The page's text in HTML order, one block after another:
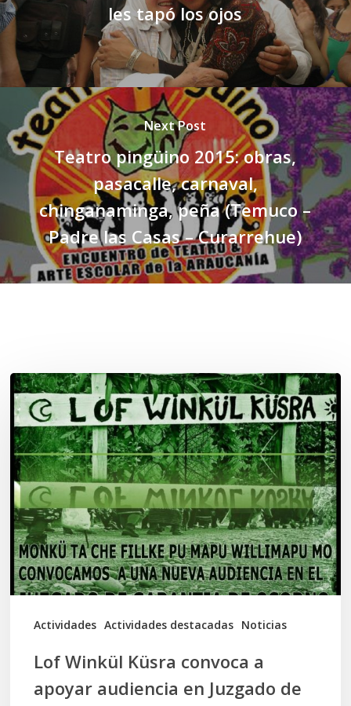
les tapó los ojos
Next Post
Teatro pingüino 2015: obras,
pasacalle, carnaval,
chinganaminga, peña (Temuco –
Padre las Casas – Curarrehue)
Actividades Actividades destacadas Noticias
Lof
Winkül
Küsra
convoca
a
apoyar
audiencia
en
Juzgado
Lof Winkül Küsra convoca a
apoyar audiencia en Juzgado de